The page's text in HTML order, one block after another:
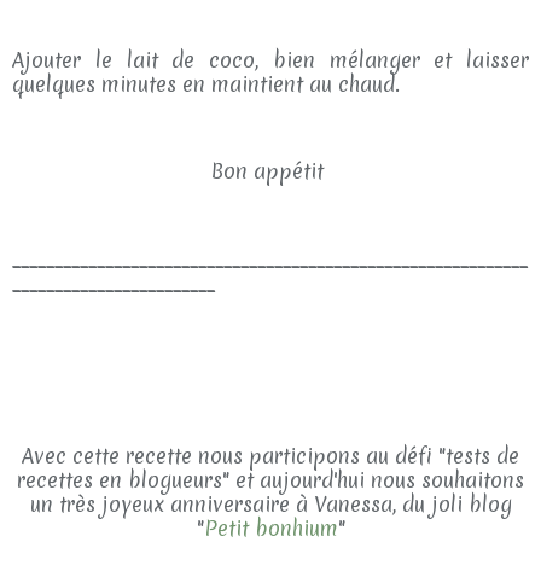
Ajouter le lait de coco, bien mélanger et laisser
quelques minutes en maintient au chaud.
Bon appétit
Avec cette recette nous participons au défi "tests de
recettes en blogueurs" et aujourd'hui nous souhaitons
un très joyeux anniversaire à Vanessa, du joli blog
"Petit bonhium"